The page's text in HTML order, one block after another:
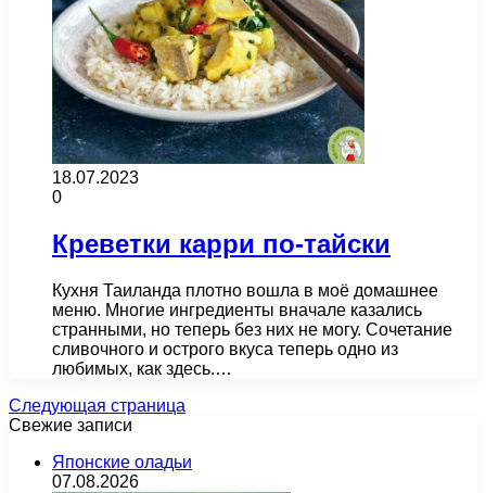
18.07.2023
0
Креветки карри по-тайски
Кухня Таиланда плотно вошла в моё домашнее
меню. Многие ингредиенты вначале казались
странными, но теперь без них не могу. Сочетание
сливочного и острого вкуса теперь одно из
любимых, как здесь.…
Следующая страница
Свежие записи
Японские оладьи
07.08.2026